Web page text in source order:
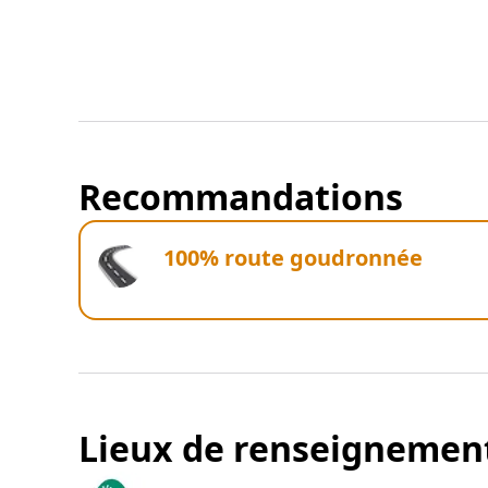
Recommandations
100% route goudronnée
Lieux de